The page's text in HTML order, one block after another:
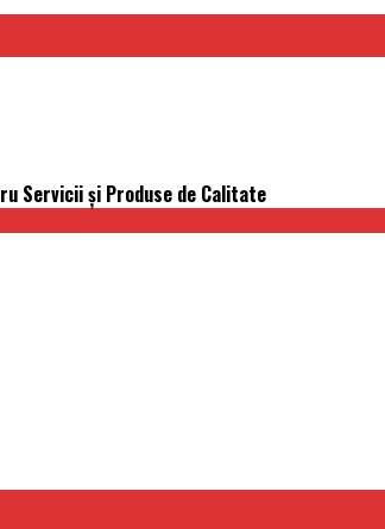
Servicii și Produse de Calitate